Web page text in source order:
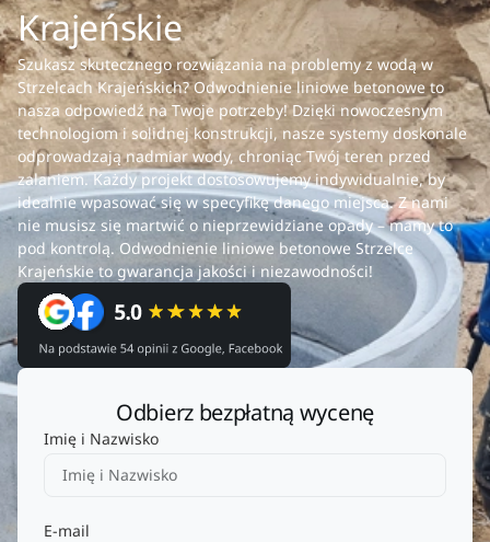
Krajeńskie
Szukasz skutecznego rozwiązania na problemy z wodą w
Strzelcach Krajeńskich? Odwodnienie liniowe betonowe to
nasza odpowiedź na Twoje potrzeby! Dzięki nowoczesnym
technologiom i solidnej konstrukcji, nasze systemy doskonale
odprowadzają nadmiar wody, chroniąc Twój teren przed
zalaniem. Każdy projekt dostosowujemy indywidualnie, by
idealnie wpasować się w specyfikę danego miejsca. Z nami
nie musisz się martwić o nieprzewidziane opady – mamy to
pod kontrolą. Odwodnienie liniowe betonowe Strzelce
Krajeńskie to gwarancja jakości i niezawodności!
Odbierz bezpłatną wycenę
Imię i Nazwisko
E-mail